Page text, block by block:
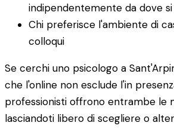
indipendentemente da dove
Chi preferisce l'ambiente di
colloqui
Se cerchi uno psicologo a
che l'online non esclude l'in
professionisti offrono entrambe le
lasciandoti libero di scegliere o